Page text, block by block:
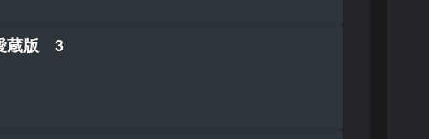
蔵版 3